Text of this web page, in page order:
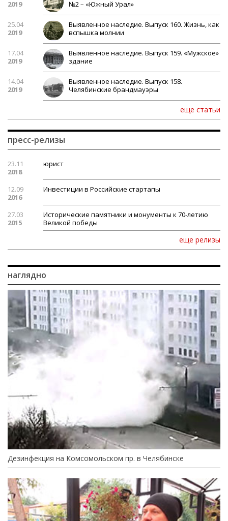
2019
№2 – «Южный Урал»
25.04
2019
Выявленное наследие. Выпуск 160. Жизнь, как
вспышка молнии
17.04
2019
Выявленное наследие. Выпуск 159. «Мужское»
здание
14.04
2019
Выявленное наследие. Выпуск 158.
Челябинские брандмауэры
еще статьи
пресс-релизы
23.11
2018
юрист
12.09
2016
Инвестиции в Российские стартапы
27.03
2015
Исторические памятники и монументы к 70-летию
Великой победы
еще релизы
наглядно
Дезинфекция на Комсомольском пр. в Челябинске